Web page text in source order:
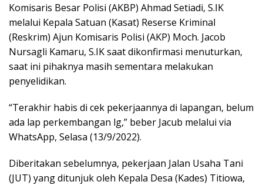
Komisaris Besar Polisi (AKBP) Ahmad Setiadi, S.IK
melalui Kepala Satuan (Kasat) Reserse Kriminal
(Reskrim) Ajun Komisaris Polisi (AKP) Moch. Jacob
Nursagli Kamaru, S.IK saat dikonfirmasi menuturkan,
saat ini pihaknya masih sementara melakukan
penyelidikan.
“Terakhir habis di cek pekerjaannya di lapangan, belum
ada lap perkembangan lg,” beber Jacub melalui via
WhatsApp, Selasa (13/9/2022).
Diberitakan sebelumnya, pekerjaan Jalan Usaha Tani
(JUT) yang ditunjuk oleh Kepala Desa (Kades) Titiowa,